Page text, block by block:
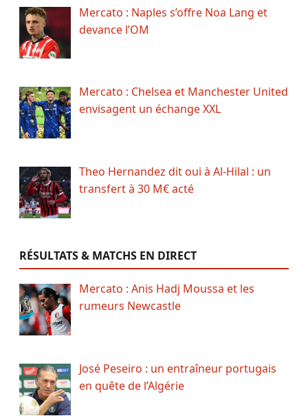
Mercato : Naples s’offre Noa Lang et
devance l’OM
Mercato : Chelsea et Manchester United
envisagent un échange XXL
Theo Hernandez dit oui à Al-Hilal : un
transfert à 30 M€ acté
RÉSULTATS & MATCHS EN DIRECT
Mercato : Anis Hadj Moussa et les
rumeurs Newcastle
José Peseiro : un entraîneur portugais
en quête de l’Algérie